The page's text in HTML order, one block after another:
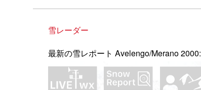
雪レーダー
最新の雪レポート Avelengo/Merano 2000: